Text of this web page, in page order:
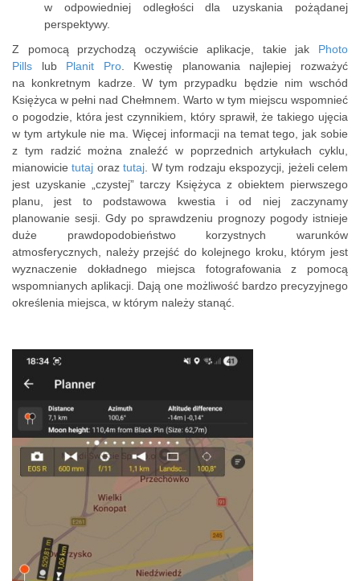
w odpowiedniej odległości dla uzyskania pożądanej
perspektywy.
Z pomocą przychodzą oczywiście aplikacje, takie jak Photo
Pills lub Planit Pro. Kwestię planowania najlepiej rozważyć
na konkretnym kadrze. W tym przypadku będzie nim wschód
Księżyca w pełni nad Chełmnem. Warto w tym miejscu wspomnieć
o pogodzie, która jest czynnikiem, który sprawił, że takiego ujęcia
w tym artykule nie ma. Więcej informacji na temat tego, jak sobie
z tym radzić można znaleźć w poprzednich artykułach cyklu,
mianowicietutaj oraztutaj . W tym rodzaju ekspozycji, jeżeli celem
jest uzyskanie „czystej” tarczy Księżyca z obiektem pierwszego
planu, jest to podstawowa kwestia i od niej zaczynamy
planowanie sesji. Gdy po sprawdzeniu prognozy pogody istnieje
duże prawdopodobieństwo korzystnych warunków
atmosferycznych, należy przejść do kolejnego kroku, którym jest
wyznaczenie dokładnego miejsca fotografowania z pomocą
wspomnianych aplikacji. Dają one możliwość bardzo precyzyjnego
określenia miejsca, w którym należy stanąć.